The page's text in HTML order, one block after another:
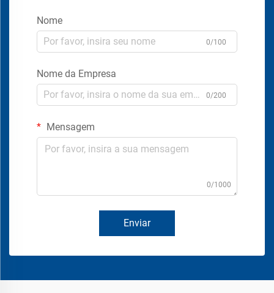
Nome
0/100
Nome da Empresa
0/200
Mensagem
0/1000
Enviar